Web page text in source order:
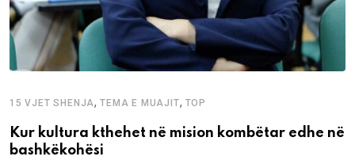
15 VJET SHENJA,TEMA E MUAJIT, TOP
Kur kultura kthehet në mision kombëtar edhe në
bashkëkohësi